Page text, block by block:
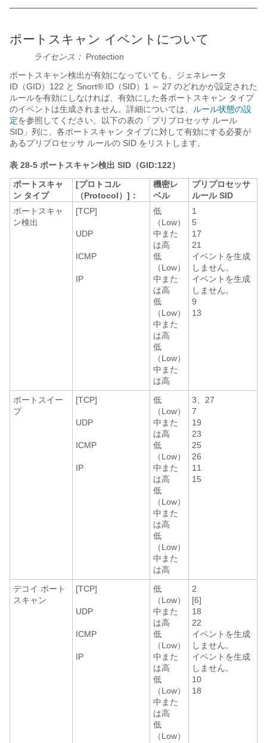
ポートスキャン イベントについて
ライセンス： Protection
ポートスキャン検出が有効になっていても、ジェネレータ
ID（GID）122 と Snort® ID（SID）1 ～ 27 のどれかが設定された
ルールを有効にしなければ、有効にした各ポートスキャン タイプ
のイベントは生成されません。詳細については、
ルール状態の設
定を参照してください。以下の表の「プリプロセッサ ルール
SID」列に、各ポートスキャン タイプに対して有効にする必要が
あるプリプロセッサ ルールの SID をリストします。
表 28-5 ポートスキャン検出 SID（GID:122）
ポートスキャ
ン タイプ
[プロトコル
（Protocol）]：
機密レ
ベル
プリプロセッサ
ルール SID
ポートスキャ
ン検出
[TCP]
UDP
ICMP
IP
低
（Low）
中また
は高
低
（Low）
中また
は高
低
（Low）
中また
は高
低
（Low）
中また
は高
1
5
17
21
イベントを生成
しません。
イベントを生成
しません。
9
13
ポートスイー
プ
[TCP]
UDP
ICMP
IP
低
（Low）
中また
は高
低
（Low）
中また
は高
低
（Low）
中また
は高
低
（Low）
中また
は高
3、27
7
19
23
25
26
11
15
デコイ ポート
スキャン
[TCP]
UDP
ICMP
IP
低
（Low）
中また
は高
低
（Low）
中また
は高
低
（Low）
中また
は高
低
（Low）
2
[6]
18
22
イベントを生成
しません。
イベントを生成
しません。
10
18